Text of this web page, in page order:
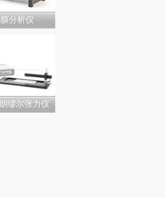
分析仪
缪尔张力仪